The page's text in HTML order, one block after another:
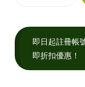
即日起註冊帳
即折扣優惠！